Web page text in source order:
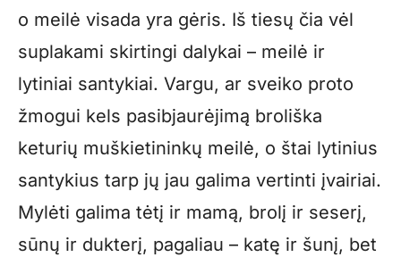
o meilė visada yra gėris. Iš tiesų čia vėl
suplakami skirtingi dalykai – meilė ir
lytiniai santykiai. Vargu, ar sveiko proto
žmogui kels pasibjaurėjimą broliška
keturių muškietininkų meilė, o štai lytinius
santykius tarp jų jau galima vertinti įvairiai.
Mylėti galima tėtį ir mamą, brolį ir seserį,
sūnų ir dukterį, pagaliau – katę ir šunį, bet